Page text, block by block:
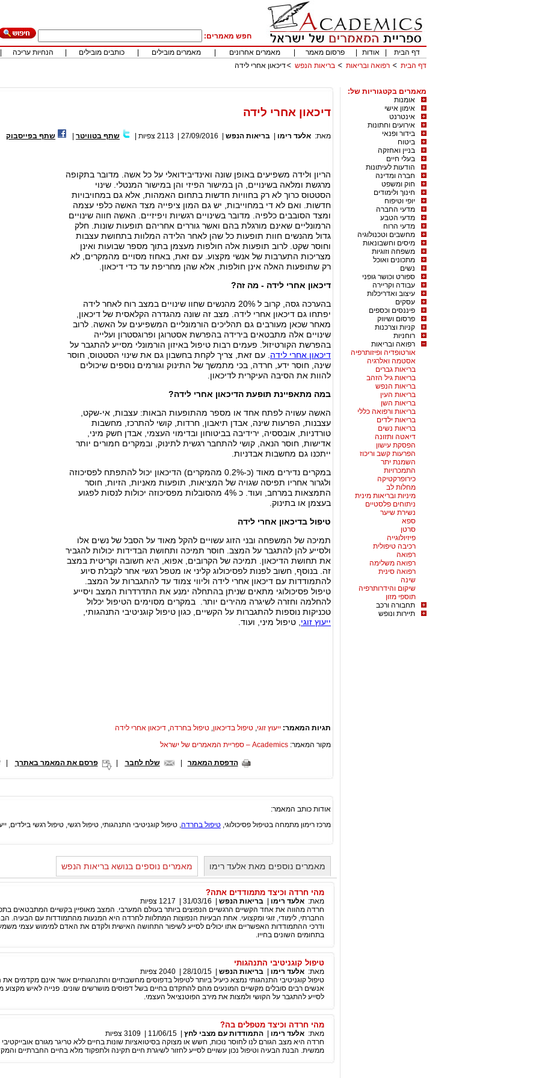
חפש מאמרים:
דף הבית
אודות פרסום מאמר מאמרים אחרונים מאמרים מובילים כותבים מובילים הנחיות עריכה
דף הבית
רפואה ובריאות בריאות הנפש דיכאון אחרי לידה
מאמרים בקטגוריות של:
אומנות
אימון אישי
אינטרנט
אירועים וחתונות
בידור ופנאי
ביטוח
בניין ואחזקה
בעלי חיים
הודעות לעיתונות
חברה ומדינה
חוק ומשפט
חינוך ולימודים
יופי וטיפוח
מדעי החברה
מדעי הטבע
מדעי הרוח
מחשבים וטכנולוגיה
מיסים וחשבונאות
משפחה וזוגיות
מתכונים ואוכל
נשים
ספורט וכושר גופני
עבודה וקריירה
עיצוב ואדריכלות
עסקים
פיננסים וכספים
פרסום ושיווק
קניות וצרכנות
רוחניות
רפואה ובריאות
אורטופדיה ופיזותרפיה
אסטמה ואלרגיה
בריאות גברים
בריאות גיל הזהב
בריאות הנפש
בריאות העין
בריאות השן
בריאות ורפואה כללי
בריאות ילדים
בריאות נשים
דיאטה ותזונה
הפסקת עישון
הפרעות קשב וריכוז
השמנת יתר
התמכרויות
כירופרקטיקה
מחלות לב
מיניות ובריאות מינית
ניתוחים פלסטיים
נשירת שיער
ספא
סרטן
פיזיולוגייה
רכיבה טיפולית
רפואה
רפואה משלימה
רפואה סינית
שינה
שיקום והידרותרפיה
תוספי מזון
תחבורה ורכב
תיירות ונופש
דיכאון אחרי לידה
מאת: אלעד רימו בריאות הנפש 27/09/2016
2113 צפיות שתף בטוויטר שתף בפייסבוק
הריון ולידה משפיעים באופן שונה ואינדיבידואלי על כל אשה. מדובר בתקופה
מרגשת ומלאה בשינויים, הן במישור הפיזי והן במישור המנטלי. שינוי
הסטטוס כרוך לא רק בחוויות חדשות בתחום האמהות, אלא גם במחויבויות
חדשות. ואם לא די במחוייבות, יש גם המון ציפייה מצד האשה כלפי עצמה
ומצד הסובבים כלפיה. מדובר בשינויים רגשיות ויפיזיים. האשה חווה שינויים
הרמונליים שאינם מורגלת בהם ואשר גוררים אחריהם תופעות שונות. חלק
גדול מהנשים חוות תופעות כל שהן לאחר הלידה המלוות בתחושת עצבות
וחוסר שקט. לרוב תופעות אלה חולפות מעצמן בתוך מספר שבועות ואינן
מצריכות התערבות של אנשי מקצוע. עם זאת, באחוז מסויים מהמקרים, לא
רק שתופעות האלה אינן חולפות, אלא שהן מחריפת עד כדי דיכאון.
דיכאון אחרי לידה - מה זה?
בהערכה גסה, קרוב ל 20% מהנשים שחוו שינויים במצב רוח לאחר לידה
יפתחו גם דיכאון אחרי לידה. מצב זה שונה מהגדרה הקלאסית של דיכאון,
מאחר שכאן מעורבים גם תהליכים הורמונליים המשפיעים על האשה. לרוב
שינויים אלה מתבטאים בירידה בהפרשת אסטרוגן ופרוגסטרון ועלייה
בהפרשת הקורטיזול. פעמים רבות טיפול באיזון הורמונלי מסייע להתגבר על
דיכאון אחרי לידה . עם זאת, צריך לקחת בחשבון גם את שינוי הסטטוס, חוסר
שינה, חוסר ידע, חרדה, בכי מתמשך של התינוק וגורמים נוספים שיכולים
להוות את הסיבה העיקרית לדיכאון.
במה מתאפיינת תופעת הדיכאון אחרי לידה?
האשה עשויה לפתח אחד או מספר מהתופעות הבאות: עצבות, אי-שקט,
עצבנות, הפרעות שינה, אבדן תיאבון, חרדות, קושי להתרכז, מחשבות
טורדניות, אובססיה, ירידיבה בביטוחון ובדימוי העצמי, אבדן חשק מיני,
אדישות, חוסר הנאה, קושי להתחבר רגשית לתינוק, ובמקרים חמורים יותר
ייתכנו גם מחשבות אבדניות.
במקרים נדירים מאוד (כ-0.2% מהמקרים) הדיכאון יכול להתפתח לפסיכוזה
ולגרור אחריו תפיסה שגויה של המציאות, תופעות מאניות, הזיות, חוסר
התמצאות במרחב, ועוד. כ 4% מהסובלות מפסיכוזה יכולות לנסות לפגוע
בעצמן או בתינוק.
טיפול בדיכאון אחרי לידה
תמיכה של המשפחה ובני הזוג עשויים להקל מאוד על הסבל של נשים אלו
ולסייע להן להתגבר על המצב. חוסר תמיכה ותחושת הבדידות יכולות להגביר
את תחושת הדיכאון. תמיכה של הקרובים, אפוא, היא חשובה וקריטית במצב
זה. בנוסף, חשוב לפנות לפסיכולוג קליני או מטפל רגשי אחר לקבלת סיוע
להתמודדות עם דיכאון אחרי לידה וליווי צמוד עד להתגברות על המצב.
טיפול פסיכולוגי מתאים שניתן בהתחלה ימנע את התדרדרות המצב ויסייע
להחלמה וחזרה לשיגרה מהירים יותר. במקרים מסוימים הטיפול יכלול
טכניקות נוספות להתגברות על הקשיים, כגון טיפול קוגניטיבי התנהגותי,
ייעוץ זוגי , טיפול מיני, ועוד.
תגיות המאמר: ייעוץ זוגי, טיפול בדיכאון, טיפול בחרדה, דיכאון אחרי לידה
מקור המאמר: Academics – ספריית המאמרים של ישראל
הדפסת המאמר שלח לחבר פרסם את המאמר באתרך |
אודות כותב המאמר:
מרכז רימון מתמחה בטיפול פסיכולוגי, טיפול בחרדה, טיפול קוגניטיבי התנהגותי, טיפול רגשי, טיפול רגשי בילדים,
מאמרים נוספים מאת אלעד רימו מאמרים נוספים בנושא בריאות הנפש
מהי חרדה וכיצד מתמודדים אתה?
מאת: אלעד רימו בריאות הנפש 31/03/16
1217 צפיות
חרדה מהווה את אחד הקשיים הרגשיים הנפוצים ביותר בעולם המערבי. המצב מאופיין בקשיים המתבטאים
החברתי, לימודי, זוגי ומקצועי. אחת הבעיות הנפוצות המתלוות לחרדה היא המנעות מהתמודדות עם הבעיה.
ודרכי ההתמודדות האפשריים אתו יכולים לסייע לשיפור התחושה האישית ולקדם את האדם למימוש עצמי
בתחומים השונים בחייו.
טיפול קוגניטיבי התנהגותי
מאת: אלעד רימו בריאות הנפש 28/10/15
2040 צפיות
טיפול קוגניטיבי התנהגותי נמצא כיעיל ביותר לטיפול בדפוסים מחשבתיים והתנהגותיים אשר אינם מקדמים
אנשים רבים סובלים מקשיים המונעים מהם להתקדם בחיים בשל דפוסים מושרשים שונים. פנייה לאיש מקצוע
לסייע להתגבר על הקושי ולמצות את מירב הפוטנציאל העצמי.
מהי חרדה וכיצד מטפלים בה?
מאת: אלעד רימו התמודדות עם מצבי לחץ 11/06/15
3109 צפיות
חרדה היא מצב הגורם לנו לחוסר נוכות, חשש או מצוקה בסיטואציות שונות בחיים ללא טריגר מגורם
ממשית. הבנת הבעיה וטיפול נכון עשויים לסייע לחזור לשיגרת חיים תקינה ולתפקוד מלא בחיים החברתיים